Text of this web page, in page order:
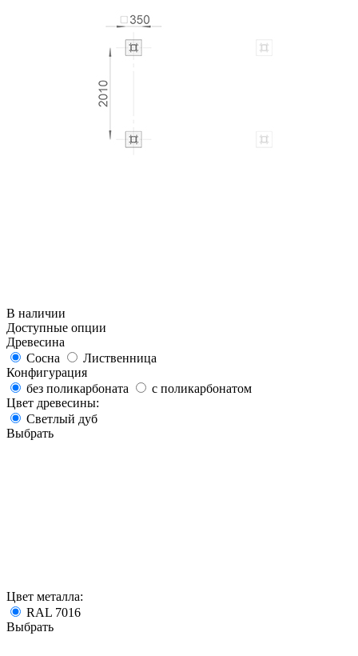
В наличии
Доступные опции
Древесина
Сосна
Лиственница
Конфигурация
без поликарбоната
с поликарбонатом
Цвет древесины:
Светлый дуб
Выбрать
Цвет металла:
RAL 7016
Выбрать